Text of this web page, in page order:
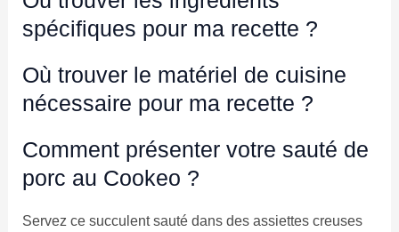
spécifiques pour ma recette ?
Où trouver le matériel de cuisine
nécessaire pour ma recette ?
Comment présenter votre sauté de
porc au Cookeo ?
Servez ce succulent sauté dans des assiettes creuses